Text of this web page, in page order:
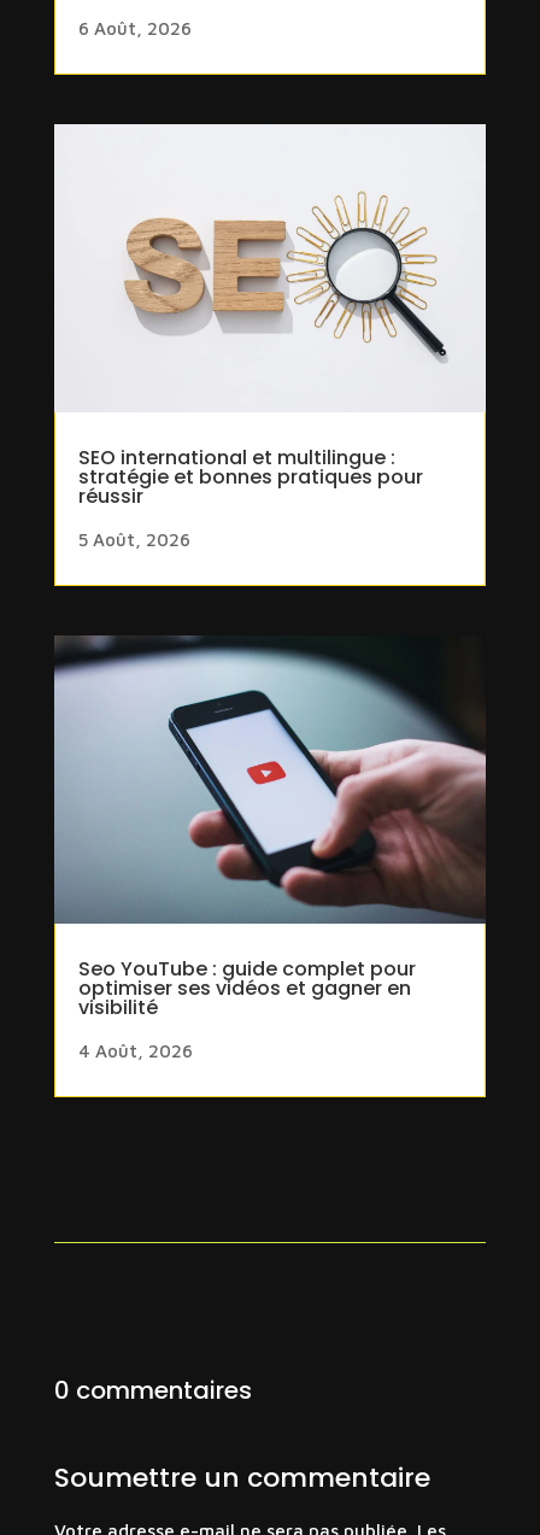
6 Août, 2026
SEO international et multilingue :
stratégie et bonnes pratiques pour
réussir
5 Août, 2026
Seo YouTube : guide complet pour
optimiser ses vidéos et gagner en
visibilité
4 Août, 2026
0 commentaires
Soumettre un commentaire
Votre adresse e-mail ne sera pas publiée. Les